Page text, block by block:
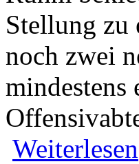
Stellung zu
noch zwei
Weiterlesen